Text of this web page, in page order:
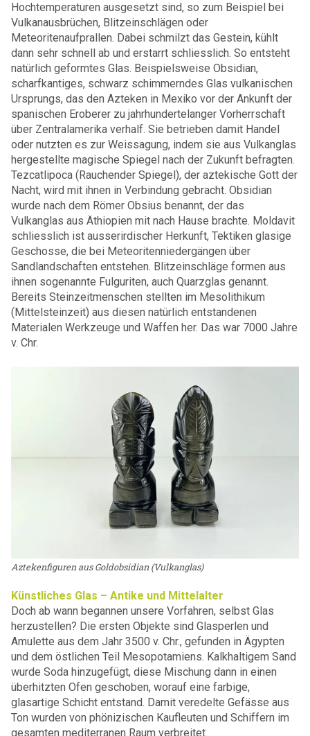
Hochtemperaturen ausgesetzt sind, so zum Beispiel bei
Vulkanausbrüchen, Blitzeinschlägen oder
Meteoritenaufprallen. Dabei schmilzt das Gestein, kühlt
dann sehr schnell ab und erstarrt schliesslich. So entsteht
natürlich geformtes Glas. Beispielsweise Obsidian,
scharfkantiges, schwarz schimmerndes Glas vulkanischen
Ursprungs, das den Azteken in Mexiko vor der Ankunft der
spanischen Eroberer zu jahrhundertelanger Vorherrschaft
über Zentralamerika verhalf. Sie betrieben damit Handel
oder nutzten es zur Weissagung, indem sie aus Vulkanglas
hergestellte magische Spiegel nach der Zukunft befragten.
Tezcatlipoca (Rauchender Spiegel), der aztekische Gott der
Nacht, wird mit ihnen in Verbindung gebracht. Obsidian
wurde nach dem Römer Obsius benannt, der das
Vulkanglas aus Äthiopien mit nach Hause brachte. Moldavit
schliesslich ist ausserirdischer Herkunft, Tektiken glasige
Geschosse, die bei Meteoritenniedergängen über
Sandlandschaften entstehen. Blitzeinschläge formen aus
ihnen sogenannte Fulguriten, auch Quarzglas genannt.
Bereits Steinzeitmenschen stellten im Mesolithikum
(Mittelsteinzeit) aus diesen natürlich entstandenen
Materialen Werkzeuge und Waffen her. Das war 7000 Jahre
v. Chr.
Aztekenfiguren aus Goldobsidian (Vulkanglas)
Künstliches Glas – Antike und Mittelalter
Doch ab wann begannen unsere Vorfahren, selbst Glas
herzustellen? Die ersten Objekte sind Glasperlen und
Amulette aus dem Jahr 3500 v. Chr., gefunden in Ägypten
und dem östlichen Teil Mesopotamiens. Kalkhaltigem Sand
wurde Soda hinzugefügt, diese Mischung dann in einen
überhitzten Ofen geschoben, worauf eine farbige,
glasartige Schicht entstand. Damit veredelte Gefässe aus
Ton wurden von phönizischen Kaufleuten und Schiffern im
gesamten mediterranen Raum verbreitet.